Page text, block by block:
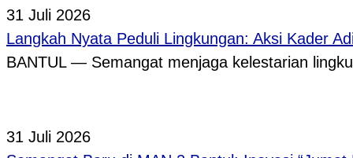
31 Juli 2026
Langkah Nyata Peduli Lingkungan: Aksi Kader
BANTUL — Semangat menjaga kelestarian
31 Juli 2026